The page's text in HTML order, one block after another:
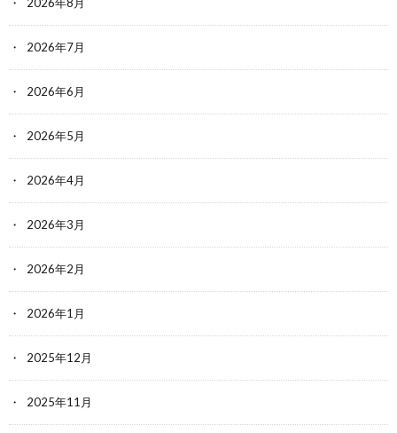
2026年7月
2026年6月
2026年5月
2026年4月
2026年3月
2026年2月
2026年1月
2025年12月
2025年11月